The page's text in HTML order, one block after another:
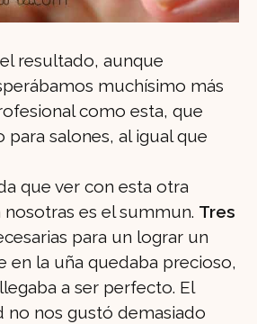
resultado, aunque
muchísimo más
como esta, que
salones, al igual que
que ver con esta otra
es el summun. Tres
para un lograr un
en la uña quedaba precioso,
a ser perfecto. El
no nos gustó demasiado